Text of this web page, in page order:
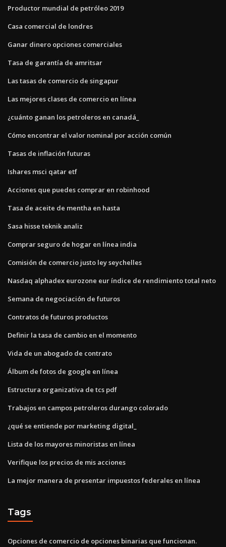
Productor mundial de petróleo 2019
Casa comercial de londres
Ganar dinero opciones comerciales
Tasa de garantía de amritsar
Las tasas de comercio de singapur
Las mejores clases de comercio en línea
¿cuánto ganan los petroleros en canadá_
Cómo encontrar el valor nominal por acción común
Tasas de inflación futuras
Ishares msci qatar etf
Acciones que puedes comprar en robinhood
Tasa de aceite de mentha en hasta
Sasa hisse teknik analiz
Comprar seguro de hogar en línea india
Comisión de comercio justo ley seychelles
Nasdaq alphadex eurozone eur índice de rendimiento total neto
Semana de negociación de futuros
Contratos de futuros productos
Definir la tasa de cambio en el momento
Vida de un abogado de contrato
Álbum de fotos de google en línea
Estructura organizativa de tcs pdf
Trabajos en campos petroleros durango colorado
¿qué se entiende por marketing digital_
Lista de los mayores minoristas en línea
Verifique los precios de mis acciones
La mejor manera de presentar impuestos federales en línea
Tags
Opciones de comercio de opciones binarias que funcionan.